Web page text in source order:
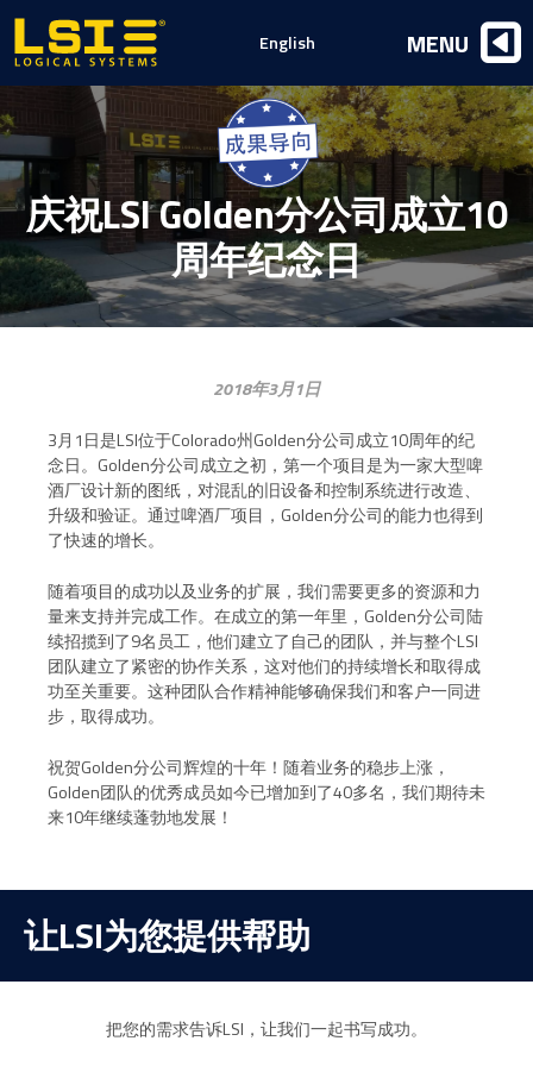
庆祝LSI Golden分公司成立10
周年纪念日
2018年3月1日
3月1日是LSI位于Colorado州Golden分公司成立10周年的纪
念日。Golden分公司成立之初，第一个项目是为一家大型啤
酒厂设计新的图纸，对混乱的旧设备和控制系统进行改造、
升级和验证。通过啤酒厂项目，Golden分公司的能力也得到
了快速的增长。
随着项目的成功以及业务的扩展，我们需要更多的资源和力
量来支持并完成工作。在成立的第一年里，Golden分公司陆
续招揽到了9名员工，他们建立了自己的团队，并与整个LSI
团队建立了紧密的协作关系，这对他们的持续增长和取得成
功至关重要。这种团队合作精神能够确保我们和客户一同进
步，取得成功。
祝贺Golden分公司辉煌的十年！随着业务的稳步上涨，
Golden团队的优秀成员如今已增加到了40多名，我们期待未
来10年继续蓬勃地发展！
让LSI为您提供帮助
把您的需求告诉LSI，让我们一起书写成功。
Logical
Systems,
Inc
English MENU